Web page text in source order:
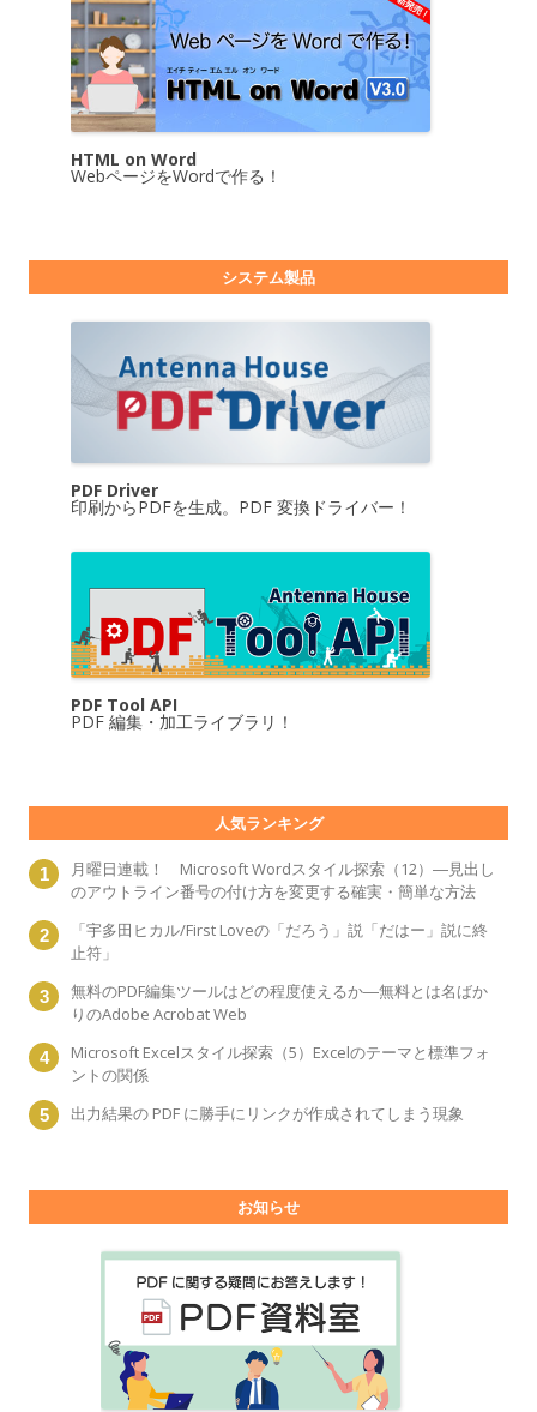
HTML on Word
WebページをWordで作る！
システム製品
PDF Driver
印刷からPDFを生成。PDF 変換ドライバー！
PDF Tool API
PDF 編集・加工ライブラリ！
人気ランキング
月曜日連載！ Microsoft Wordスタイル探索（12）―見出し
のアウトライン番号の付け方を変更する確実・簡単な方法
「宇多田ヒカル/First Loveの「だろう」説「だはー」説に終
止符」
無料のPDF編集ツールはどの程度使えるか―無料とは名ばか
りのAdobe Acrobat Web
Microsoft Excelスタイル探索（5）Excelのテーマと標準フォ
ントの関係
出力結果の PDF に勝手にリンクが作成されてしまう現象
お知らせ